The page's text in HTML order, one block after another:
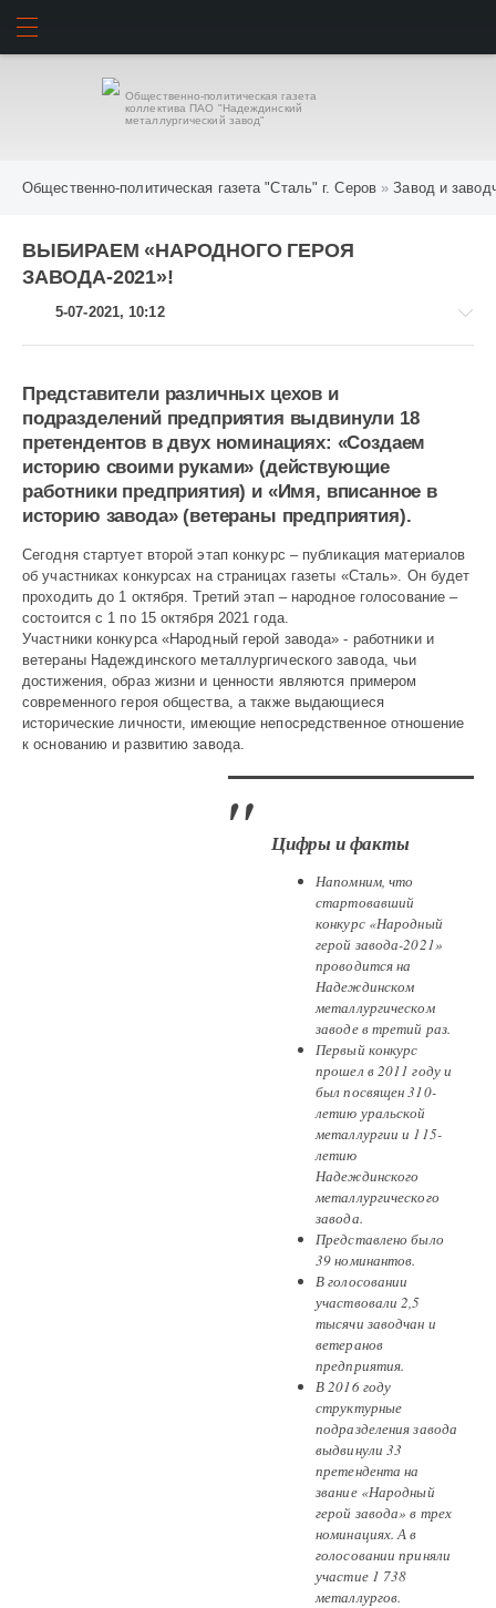
Общественно-политическая газета
коллектива ПАО "Надеждинский
металлургический завод"
Общественно-политическая газета "Сталь" г. Серов »Завод и
ВЫБИРАЕМ «НАРОДНОГО ГЕРОЯ
ЗАВОДА-2021»!
5-07-2021, 10:12
Завод
и
заводчане
Представители различных цехов и
подразделений предприятия выдвинули 18
претендентов в двух номинациях: «Создаем
историю своими руками» (действующие
работники предприятия) и «Имя, вписанное в
историю завода» (ветераны предприятия).
Сегодня стартует второй этап конкурс – публикация материалов
об участниках конкурсах на страницах газеты «Сталь». Он будет
проходить до 1 октября. Третий этап – народное голосование –
состоится с 1 по 15 октября 2021 года.
Участники конкурса «Народный герой завода» - работники и
ветераны Надеждинского металлургического завода, чьи
достижения, образ жизни и ценности являются примером
современного героя общества, а также выдающиеся
исторические личности, имеющие непосредственное отношение
к основанию и развитию завода.
Цифры и факты
Напомним, что
стартовавший
конкурс «Народный
герой завода-2021»
проводится на
Надеждинском
металлургическом
заводе в третий раз.
Первый конкурс
прошел в 2011 году и
был посвящен 310-
летию уральской
металлургии и 115-
летию
Надеждинского
металлургического
завода.
Представлено было
39 номинантов.
В голосовании
участвовали 2,5
тысячи заводчан и
ветеранов
предприятия.
В 2016 году
структурные
подразделения завода
выдвинули 33
претендента на
звание «Народный
герой завода» в трех
номинациях. А в
голосовании приняли
участие 1 738
металлургов.